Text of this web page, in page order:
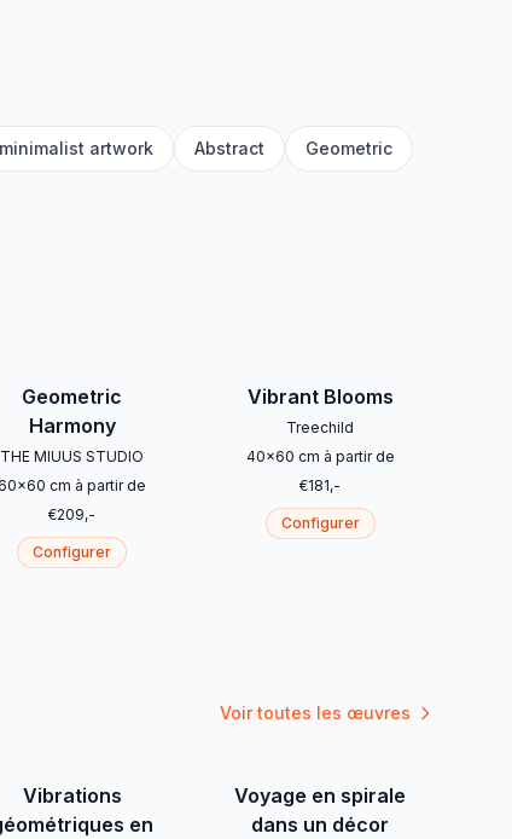
artwork Abstract Geometric
Geometric
Harmony
THE MIUUS STUDIO
x60 cm à partir de
€209,-
Configurer
Vibrant Blooms
Treechild
40x60 cm à partir de
€181,-
Configurer
Voir toutes les œuvres
Vibrations
en
Voyage en spirale
dans un décor